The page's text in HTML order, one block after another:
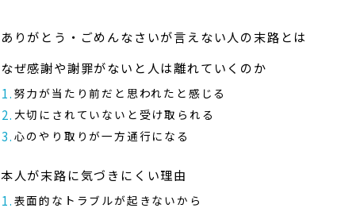
ありがとう・ごめんなさいが言えない人の末路とは
なぜ感謝や謝罪がないと人は離れていくのか
努力が当たり前だと思われたと感じる
大切にされていないと受け取られる
心のやり取りが一方通行になる
本人が末路に気づきにくい理由
表面的なトラブルが起きないから